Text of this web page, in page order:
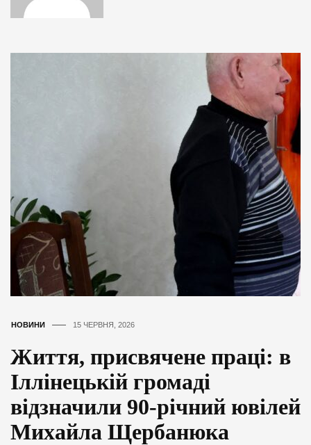
НОВИНИ 15 ЧЕРВНЯ, 2026
Життя, присвячене праці: в
Іллінецькій громаді
відзначили 90-річний ювілей
Михайла Щербанюка